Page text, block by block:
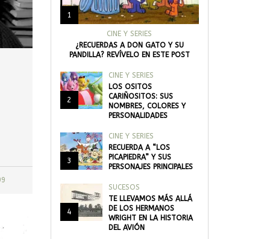
1
CINE Y SERIES
¿RECUERDAS A DON GATO Y SU
PANDILLA? REVÍVELO EN ESTE POST
2
CINE Y SERIES
LOS OSITOS
CARIÑOSITOS: SUS
NOMBRES, COLORES Y
PERSONALIDADES
3
CINE Y SERIES
RECUERDA A “LOS
PICAPIEDRA” Y SUS
PERSONAJES PRINCIPALES
4
SUCESOS
TE LLEVAMOS MÁS ALLÁ
DE LOS HERMANOS
WRIGHT EN LA HISTORIA
DEL AVIÓN